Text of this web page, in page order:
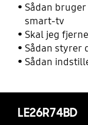
Sådan bruger
smart-tv
Skal jeg
Sådan styrer
Sådan
LE26R74BD